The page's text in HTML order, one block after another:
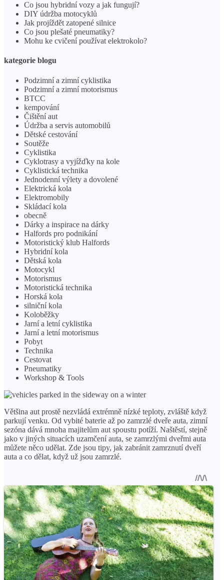
Co jsou hybridní vozy a jak fungují?
DIY údržba motocyklů
Jak projíždět zatopené silnice
Co jsou plešaté pneumatiky?
Mohu ke cvičení používat elektrokolo?
kategorie blogu
Podzimní a zimní cyklistika
Podzimní a zimní motorismus
BTCC
kempování
Čištění aut
Údržba a servis automobilů
Dětské cestování
Soutěže
Cyklistika
Cyklotrasy a vyjížďky na kole
Cyklistická technika
Jednodenní výlety a dovolené
Elektrická kola
Elektromobily
Skládací kola
obecně
Dárky a inspirace na dárky
Halfords pro podnikání
Motoristický klub Halfords
Hybridní kola
Dětská kola
Motocykl
Motorismus
Motoristická technika
Horská kola
silniční kola
Koloběžky
Jarní a letní cyklistika
Jarní a letní motorismus
Pobyt
Technika
Cestovat
Pneumatiky
Workshop & Tools
Většina aut prostě nezvládá extrémně nízké teploty, zvláště když
parkují venku. Od vybité baterie až po zamrzlé dveře auta, zimní
sezóna dává mnoha majitelům aut spoustu potíží. Naštěstí, stejně
jako v jiných situacích uzamčení auta, se zamrzlými dveřmi auta
můžete něco udělat. Zde jsou tipy, jak zabránit zamrznutí dveří
auta a co dělat, když už jsou zamrzlé.